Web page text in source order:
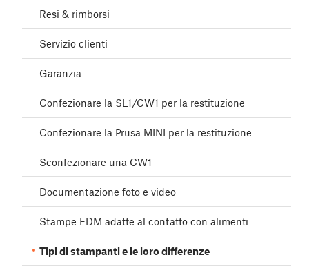
Resi & rimborsi
Servizio clienti
Garanzia
Confezionare la SL1/CW1 per la restituzione
Confezionare la Prusa MINI per la restituzione
Sconfezionare una CW1
Documentazione foto e video
Stampe FDM adatte al contatto con alimenti
Tipi di stampanti e le loro differenze